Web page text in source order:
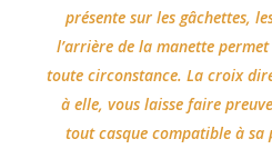
présente sur les gâchettes,
l’arrière de la manette
toute circonstance. La croix
à elle, vous laisse faire
tout casque compatible à